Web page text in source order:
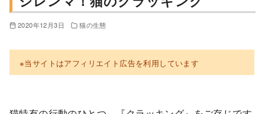
2020年12月3日 猫の生態
※当サイトはアフィリエイト広告を利用しています